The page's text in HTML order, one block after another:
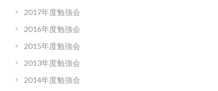
2017年度勉強会
2016年度勉強会
2015年度勉強会
2013年度勉強会
2014年度勉強会